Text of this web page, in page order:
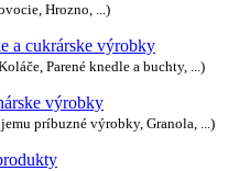
Hrozno, ...)
a cukrárske výrobky
Parené knedle a buchty, ...)
výrobky
príbuzné výrobky, Granola, ...)